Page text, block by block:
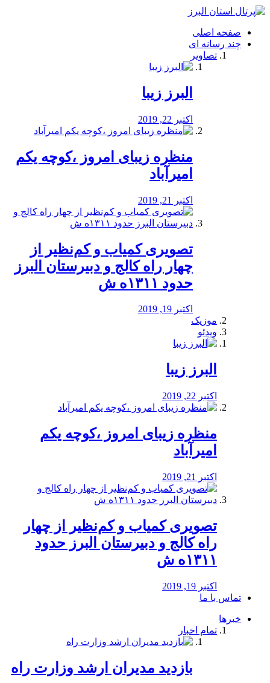
فصد
شرق
تهران
خشکشویی
صفحه اصلی
چند رسانه ای
تصاویر
البرز زیبا
اکتبر 22, 2019
منظره‌‌ زیبای امروز ،کوچه یکم
امیرآباد
اکتبر 21, 2019
️تصویری کمیاب و کم‌نظیر از
چهار راه كالج و دبيرستان البرز
حدود ۱۳۱۱ه ش
اکتبر 19, 2019
موزیک
ویدئو
البرز زیبا
اکتبر 22, 2019
منظره‌‌ زیبای امروز ،کوچه یکم
امیرآباد
اکتبر 21, 2019
️تصویری کمیاب و کم‌نظیر از چهار
راه كالج و دبيرستان البرز حدود
۱۳۱۱ه ش
اکتبر 19, 2019
تماس با ما
خبرها
تمام اخبار
بازدید مدیران ارشد وزارت راه